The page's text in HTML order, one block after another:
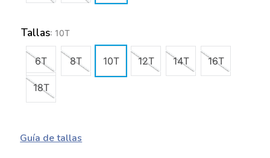
Tallas: 10T
6T 8T 10T 12T 14T 16T
18T
Guía de tallas